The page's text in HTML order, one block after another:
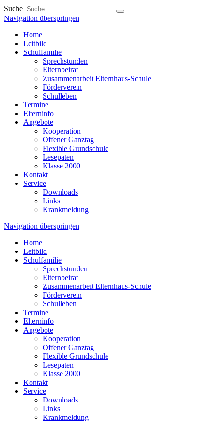
Suche
Navigation überspringen
Home
Leitbild
Schulfamilie
Sprechstunden
Elternbeirat
Zusammenarbeit Elternhaus-Schule
Förderverein
Schulleben
Termine
Elterninfo
Angebote
Kooperation
Offener Ganztag
Flexible Grundschule
Lesepaten
Klasse 2000
Kontakt
Service
Downloads
Links
Krankmeldung
Navigation überspringen
Home
Leitbild
Schulfamilie
Sprechstunden
Elternbeirat
Zusammenarbeit Elternhaus-Schule
Förderverein
Schulleben
Termine
Elterninfo
Angebote
Kooperation
Offener Ganztag
Flexible Grundschule
Lesepaten
Klasse 2000
Kontakt
Service
Downloads
Links
Krankmeldung